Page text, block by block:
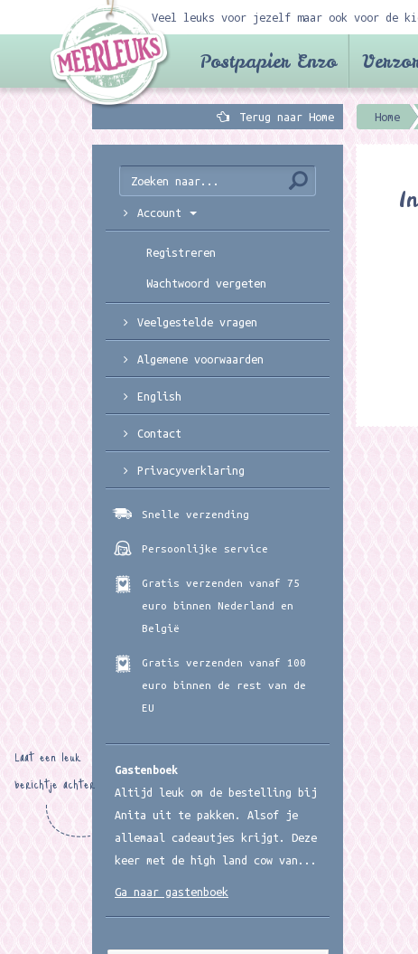
Veel leuks voor jezelf maar ook voor de
Postpapier Enzo
Terug naar Home Home
Account
Registreren
Wachtwoord vergeten
Veelgestelde vragen
Algemene voorwaarden
English
Contact
Privacyverklaring
Snelle verzending
Persoonlijke service
Gratis verzenden vanaf 75
euro binnen Nederland en
België
Gratis verzenden vanaf 100
euro binnen de rest van de
EU
Gastenboek
Altijd leuk om de bestelling bij
Anita uit te pakken. Alsof je
allemaal cadeautjes krijgt. Deze
keer met de high land cow van...
Laat een leuk
berichtje achter
Ga naar gastenboek